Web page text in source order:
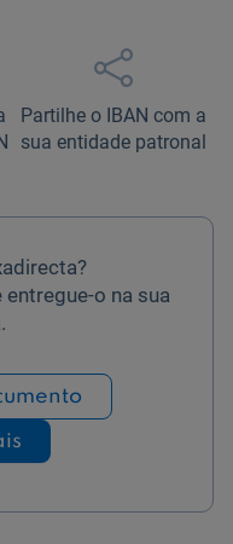
Partilhe o IBAN com a
sua entidade patronal
o na sua